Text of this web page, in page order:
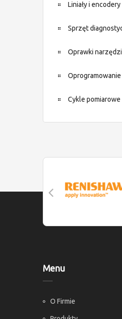
Liniały i encodery
Sprzęt
Oprawki
Cykle pomiarowe
Menu
O Firmie